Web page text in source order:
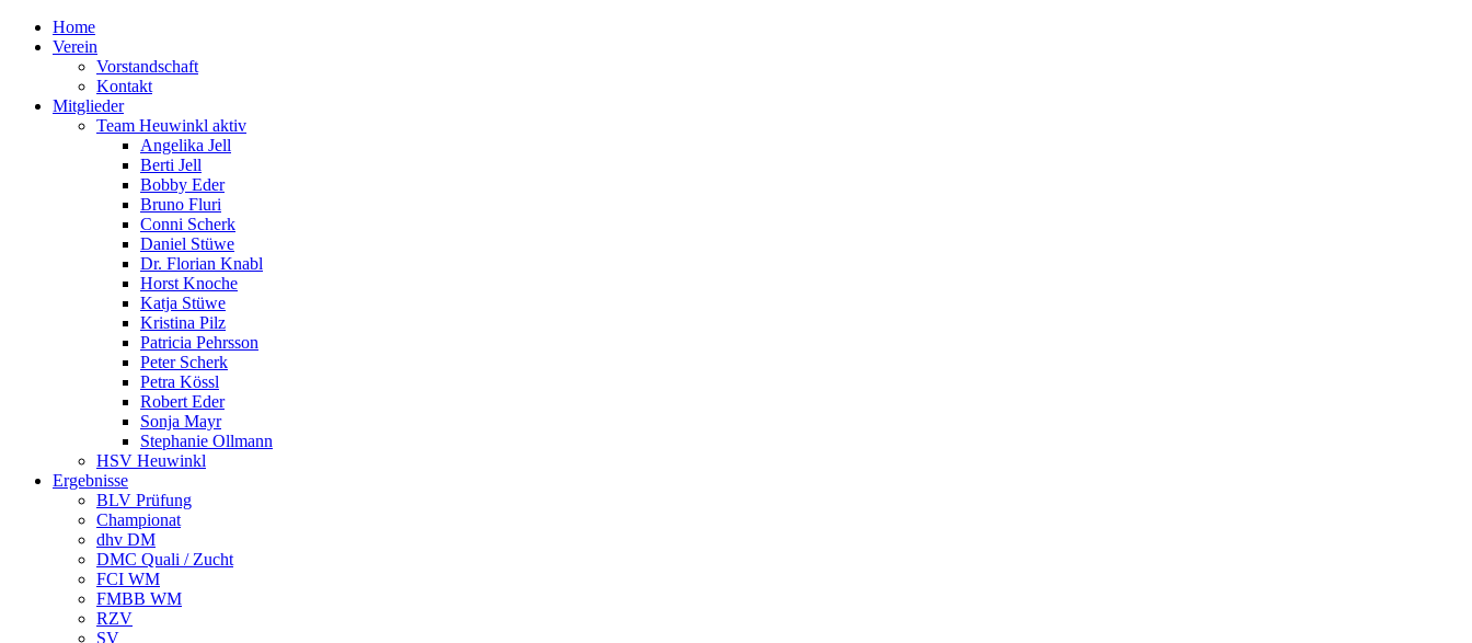
Home
Verein
Vorstandschaft
Kontakt
Mitglieder
Team Heuwinkl aktiv
Angelika Jell
Berti Jell
Bobby Eder
Bruno Fluri
Conni Scherk
Daniel Stüwe
Dr. Florian Knabl
Horst Knoche
Katja Stüwe
Kristina Pilz
Patricia Pehrsson
Peter Scherk
Petra Kössl
Robert Eder
Sonja Mayr
Stephanie Ollmann
HSV Heuwinkl
Ergebnisse
BLV Prüfung
Championat
dhv DM
DMC Quali / Zucht
FCI WM
FMBB WM
RZV
SV